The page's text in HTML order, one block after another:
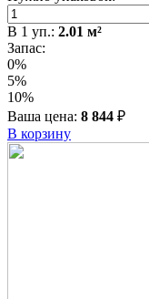
В 1 уп.: 2.01 м²
Запас:
0%
5%
10%
Ваша цена: 8 844 ₽
В корзину